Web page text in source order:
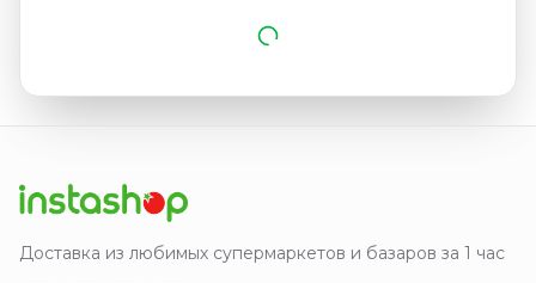
Доставка из любимых супермаркетов и базаров за 1 час